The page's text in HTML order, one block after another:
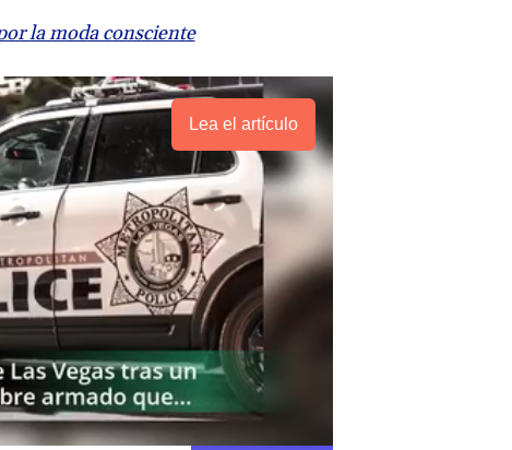
la moda consciente
Lea el artículo